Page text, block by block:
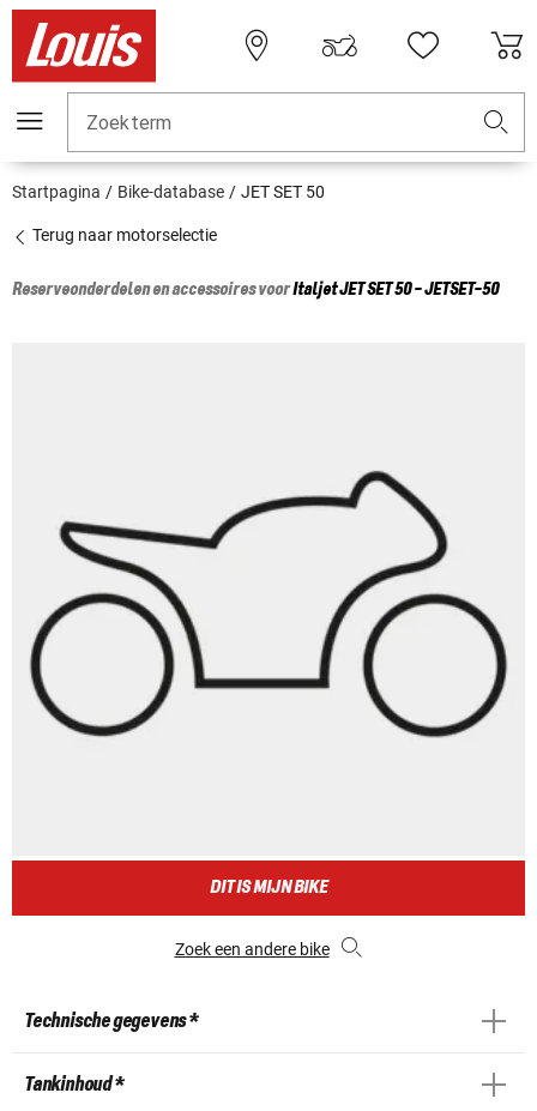
Zoekterm
Startpagina Bike-database JET SET 50
Terug naar motorselectie
Reserveonderdelen en accessoires voorItaljetJET SET 50 - JETSET-50
DIT IS MIJN BIKE
Zoek een andere bike
Technische gegevens *
Tankinhoud *